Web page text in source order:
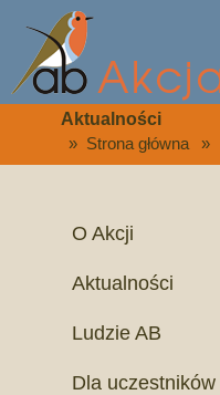
Aktualności
» Strona główna »
O Akcji
Aktualności
Ludzie AB
Dla uczestników